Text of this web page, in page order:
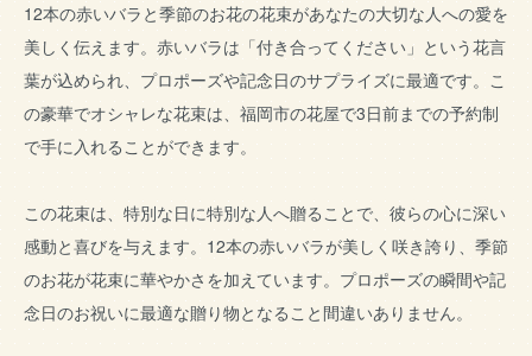
12本の赤いバラと季節のお花の花束があなたの大切な人への愛を
美しく伝えます。赤いバラは「付き合ってください」という花言
葉が込められ、プロポーズや記念日のサプライズに最適です。こ
の豪華でオシャレな花束は、福岡市の花屋で3日前までの予約制
で手に入れることができます。
この花束は、特別な日に特別な人へ贈ることで、彼らの心に深い
感動と喜びを与えます。12本の赤いバラが美しく咲き誇り、季節
のお花が花束に華やかさを加えています。プロポーズの瞬間や記
念日のお祝いに最適な贈り物となること間違いありません。